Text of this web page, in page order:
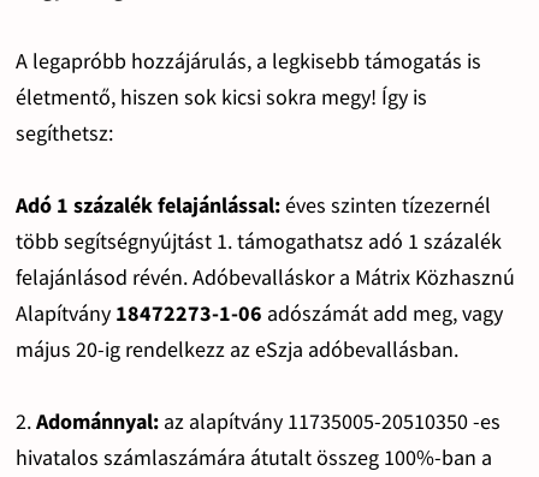
A legapróbb hozzájárulás, a legkisebb támogatás is
életmentő, hiszen sok kicsi sokra megy! Így is
segíthetsz:
Adó 1 százalék felajánlással:éves szinten tízezernél
több segítségnyújtást 1. támogathatsz adó 1 százalék
felajánlásod révén. Adóbevalláskor a Mátrix Közhasznú
Alapítvány 18472273-1-06 adószámát add meg, vagy
május 20-ig rendelkezz az eSzja adóbevallásban.
2.Adománnyal: az alapítvány 11735005-20510350 -es
hivatalos számlaszámára átutalt összeg 100%-ban a